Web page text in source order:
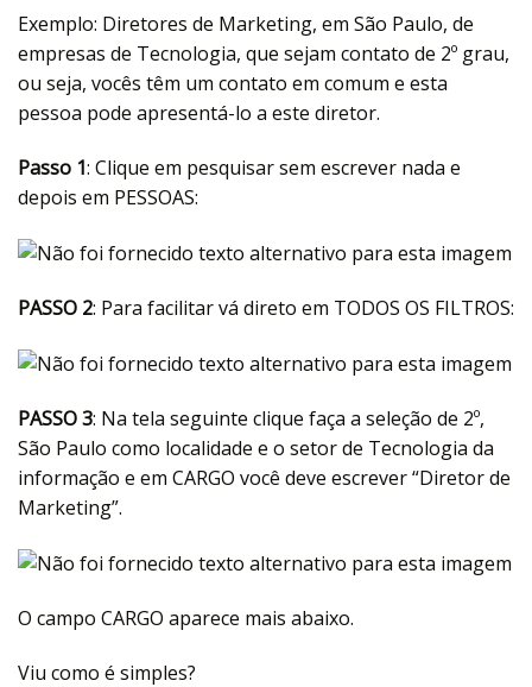
Exemplo: Diretores de Marketing, em São Paulo, de
empresas de Tecnologia, que sejam contato de 2º grau,
ou seja, vocês têm um contato em comum e esta
pessoa pode apresentá-lo a este diretor.
Passo 1: Clique em pesquisar sem escrever nada e
depois em PESSOAS:
PASSO 2: Para facilitar vá direto em TODOS OS FILTROS:
PASSO 3: Na tela seguinte clique faça a seleção de 2º,
São Paulo como localidade e o setor de Tecnologia da
informação e em CARGO você deve escrever “Diretor de
Marketing”.
O campo CARGO aparece mais abaixo.
Viu como é simples?